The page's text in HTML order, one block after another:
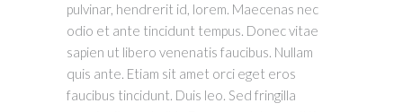
pulvinar, hendrerit id, lorem. Maecenas nec
odio et ante tincidunt tempus. Donec vitae
sapien ut libero venenatis faucibus. Nullam
quis ante. Etiam sit amet orci eget eros
faucibus tincidunt. Duis leo. Sed fringilla